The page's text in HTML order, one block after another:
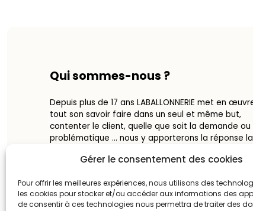
Gérer le consentement des cookies
Pour offrir les meilleures expériences, nous utilisons des
les cookies pour stocker et/ou accéder aux informations des
de consentir à ces technologies nous permettra de traiter des
Qui sommes-nous ?
Depuis plus de 17 ans LABALLONNERIE met en
tout son savoir faire dans un seul et même but,
contenter le client, quelle que soit la demande ou
problématique … nous y apporterons la réponse
nous permettent d’étudier vos demandes et de
de bout en bout vos projet – de la demande de